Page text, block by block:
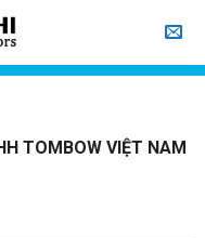
TOMBOW VIỆT NAM